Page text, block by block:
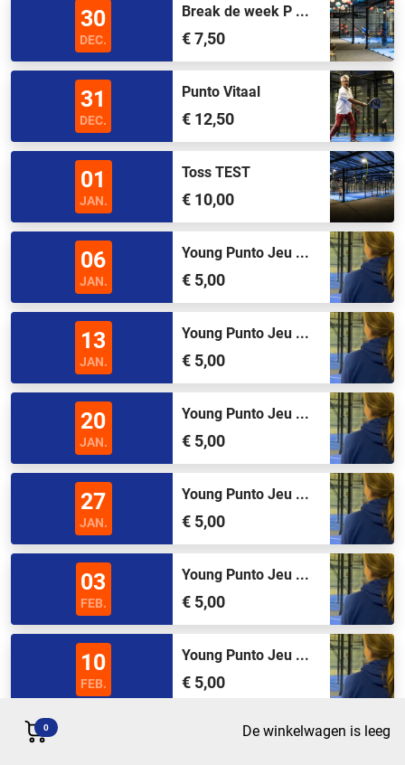
30
DEC.
Break de week P ...
€ 7,50
31
DEC.
Punto Vitaal
€ 12,50
01
JAN.
Toss TEST
€ 10,00
06
JAN.
Young Punto Jeu ...
€ 5,00
13
JAN.
Young Punto Jeu ...
€ 5,00
20
JAN.
Young Punto Jeu ...
€ 5,00
27
JAN.
Young Punto Jeu ...
€ 5,00
03
FEB.
Young Punto Jeu ...
€ 5,00
10
FEB.
Young Punto Jeu ...
€ 5,00
Young Punto Jeu ...
0 De winkelwagen is leeg